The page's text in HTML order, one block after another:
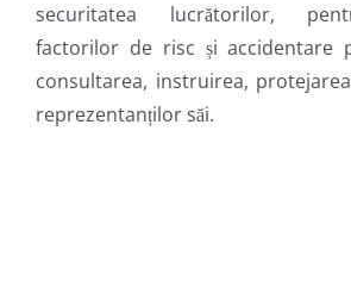
securitatea lucrătorilor,
factorilor de risc și accidentare
consultarea, instruirea,
reprezentanților săi.